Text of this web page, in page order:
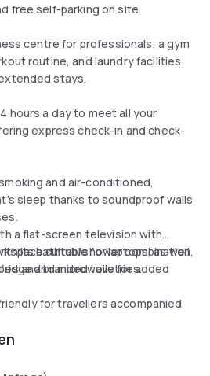
free self-parking on site.
centre for professionals, a gym
routine, and laundry facilities
stays.
hours a day to meet all your
express check-in and check-
and air-conditioned,
sleep thanks to soundproof walls
a flat-screen television with
suitable for laptops, as well
and microwave for added
its bathtub/shower combination,
and branded toiletries.
for travellers accompanied